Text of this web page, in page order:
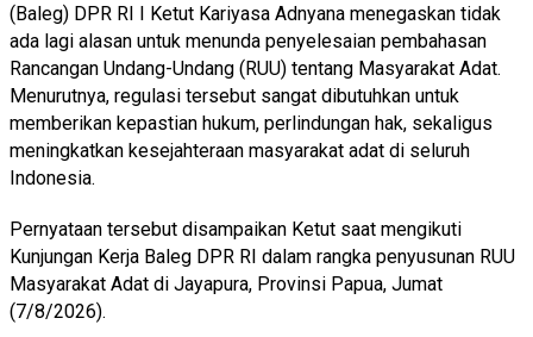
(Baleg) DPR RI I Ketut Kariyasa Adnyana menegaskan tidak
ada lagi alasan untuk menunda penyelesaian pembahasan
Rancangan Undang-Undang (RUU) tentang Masyarakat Adat.
Menurutnya, regulasi tersebut sangat dibutuhkan untuk
memberikan kepastian hukum, perlindungan hak, sekaligus
meningkatkan kesejahteraan masyarakat adat di seluruh
Indonesia.
Pernyataan tersebut disampaikan Ketut saat mengikuti
Kunjungan Kerja Baleg DPR RI dalam rangka penyusunan RUU
Masyarakat Adat di Jayapura, Provinsi Papua, Jumat
(7/8/2026).